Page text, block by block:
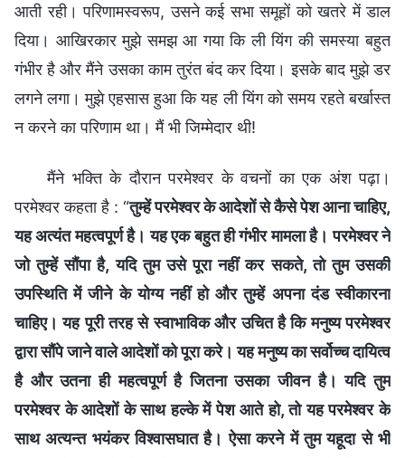
आती रही। परिणामस्वरूप, उसने कई सभा समूहों को खतरे में डाल
दिया। आखिरकार मुझे समझ आ गया कि ली यिंग की समस्या बहुत
गंभीर है और मैंने उसका काम तुरंत बंद कर दिया। इसके बाद मुझे डर
लगने लगा। मुझे एहसास हुआ कि यह ली यिंग को समय रहते बर्खास्त
न करने का परिणाम था। मैं भी जिम्मेदार थी!
मैंने भक्ति के दौरान परमेश्वर के वचनों का एक अंश पढ़ा।
परमेश्वर कहता है : “तुम्हें परमेश्वर के आदेशों से कैसे पेश आना चाहिए,
यह अत्यंत महत्वपूर्ण है। यह एक बहुत ही गंभीर मामला है। परमेश्वर ने
जो तुम्हें सौंपा है, यदि तुम उसे पूरा नहीं कर सकते, तो तुम उसकी
उपस्थिति में जीने के योग्य नहीं हो और तुम्हें अपना दंड स्वीकारना
चाहिए। यह पूरी तरह से स्वाभाविक और उचित है कि मनुष्य परमेश्वर
द्वारा सौंपे जाने वाले आदेशों को पूरा करे। यह मनुष्य का सर्वोच्च दायित्व
है और उतना ही महत्वपूर्ण है जितना उसका जीवन है। यदि तुम
परमेश्वर के आदेशों के साथ हल्के में पेश आते हो, तो यह परमेश्वर के
साथ अत्यन्त भयंकर विश्वासघात है। ऐसा करने में तुम यहूदा से भी